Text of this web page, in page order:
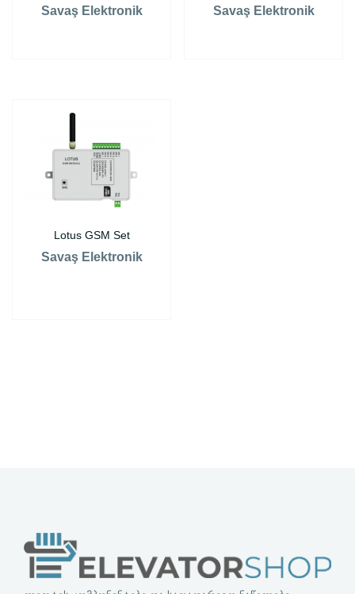
Savaş Elektronik Savaş Elektronik
Lotus GSM Set
Savaş Elektronik